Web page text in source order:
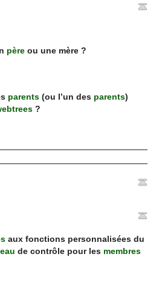
père ou une mère ?
parents (ou l’un des parents)
?
aux fonctions personnalisées du
de contrôle pour les membres